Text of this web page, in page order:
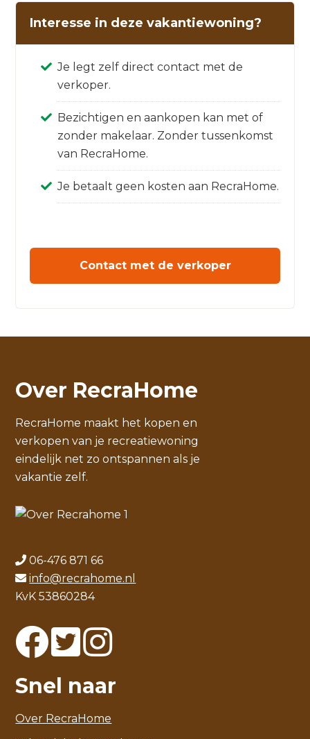
Interesse in deze vakantiewoning?
Je legt zelf direct contact met de
verkoper.
Bezichtigen en aankopen kan met of
zonder makelaar. Zonder tussenkomst
van RecraHome.
Je betaalt geen kosten aan RecraHome.
Contact met de verkoper
Over RecraHome
RecraHome maakt het kopen en
verkopen van je recreatiewoning
eindelijk net zo ontspannen als je
vakantie zelf.
06-476 871 66
info@recrahome.nl
KvK 53860284
Snel naar
Over RecraHome